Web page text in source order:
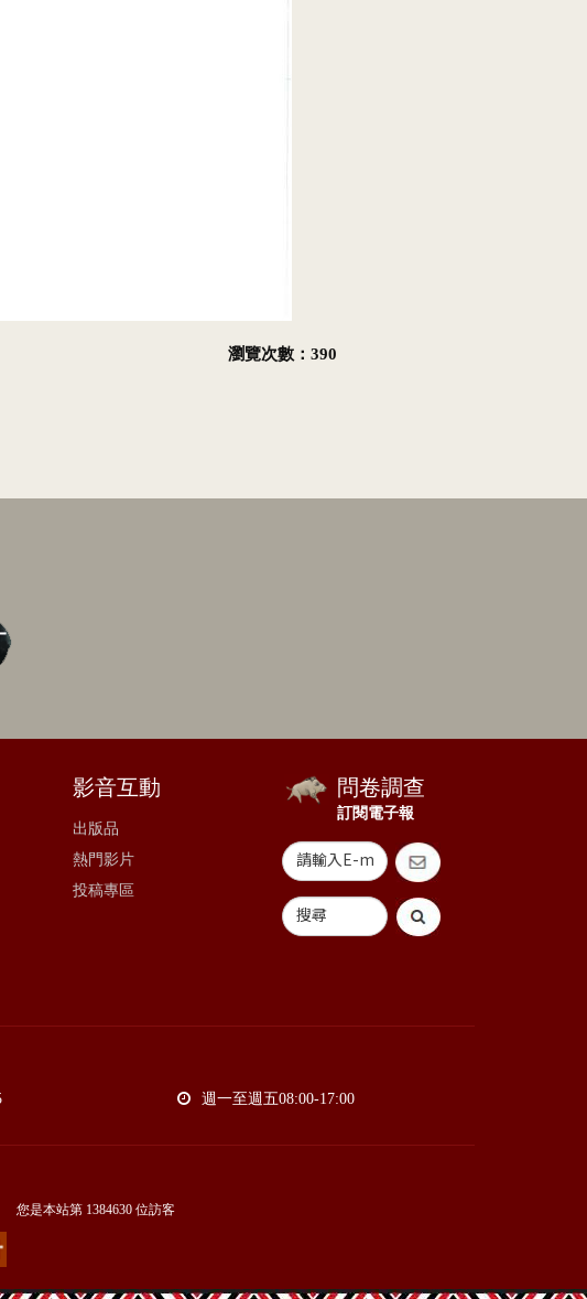
瀏覽次數：390
影音互動
出版品
熱門影片
投稿專區
問卷調查
訂閱電子報
週一至週五08:00-17:00
您是本站第 1384630 位訪客